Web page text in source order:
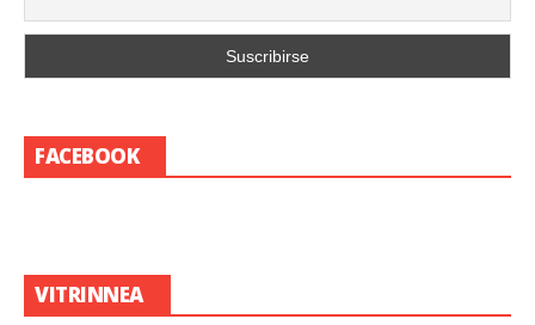
FACEBOOK
VITRINNEA